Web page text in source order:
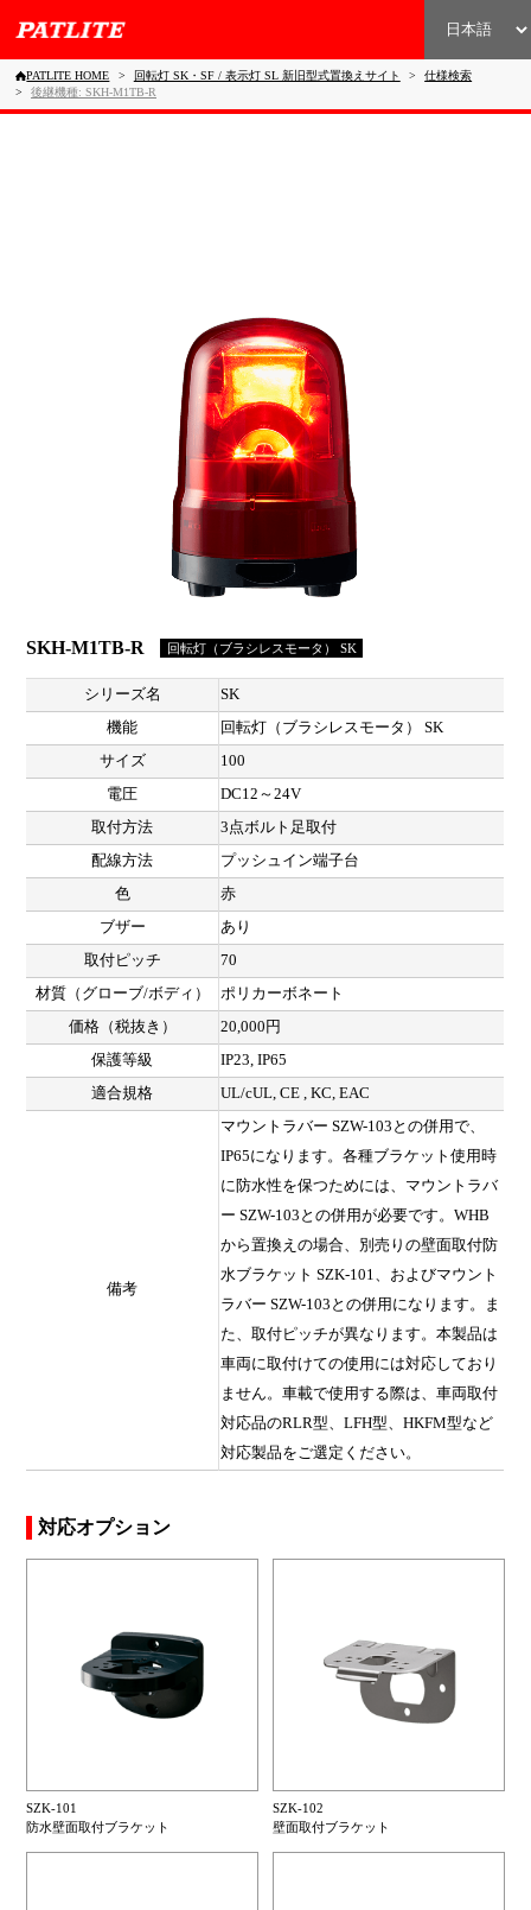
PATLITE HOME 回転灯 SK・SF / 表示灯 SL 新旧型式置換えサイト
仕様検索
後継機種: SKH-M1TB-R
SKH-M1TB-R 回転灯（ブラシレスモータ） SK
シリーズ名
SK
機能
回転灯（ブラシレスモータ） SK
サイズ
100
電圧
DC12～24V
取付方法
3点ボルト足取付
配線方法
プッシュイン端子台
色
赤
ブザー
あり
取付ピッチ
70
材質（グローブ/ボディ）
ポリカーボネート
価格（税抜き）
20,000円
保護等級
IP23, IP65
適合規格
UL/cUL, CE , KC, EAC
備考
マウントラバー SZW-103との併用で、
IP65になります。各種ブラケット使用時
に防水性を保つためには、マウントラバ
ー SZW-103との併用が必要です。WHB
から置換えの場合、別売りの壁面取付防
水ブラケット SZK-101、およびマウント
ラバー SZW-103との併用になります。ま
た、取付ピッチが異なります。本製品は
車両に取付けての使用には対応しており
ません。車載で使用する際は、車両取付
対応品のRLR型、LFH型、HKFM型など
対応製品をご選定ください。
対応オプション
SZK-101
防水壁面取付ブラケット
SZK-102
壁面取付ブラケット